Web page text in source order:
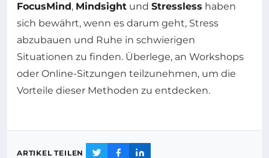
FocusMind, Mindsight und Stressless haben
sich bewährt, wenn es darum geht, Stress
abzubauen und Ruhe in schwierigen
Situationen zu finden. Überlege, an Workshops
oder Online-Sitzungen teilzunehmen, um die
Vorteile dieser Methoden zu entdecken.
ARTIKEL TEILEN